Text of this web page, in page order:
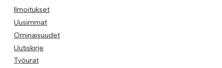
Ilmoitukset
Uusimmat
Ominaisuudet
Uutiskirje
Työurat